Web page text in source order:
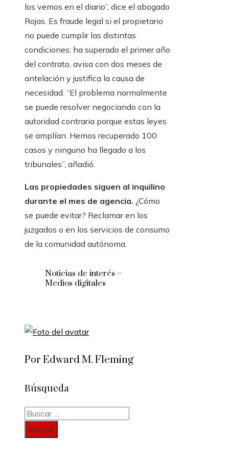
los vemos en el diario”, dice el abogado
Rojas. Es fraude legal si el propietario
no puede cumplir las distintas
condiciones: ha superado el primer año
del contrato, avisa con dos meses de
antelación y justifica la causa de
necesidad. “El problema normalmente
se puede resolver negociando con la
autoridad contraria porque estas leyes
se amplían. Hemos recuperado 100
casos y ninguno ha llegado a los
tribunales”, añadió.
Las propiedades siguen al inquilino
durante el mes de agencia. ¿Cómo
se puede evitar? Reclamar en los
juzgados o en los servicios de consumo
de la comunidad autónoma.
Noticias de interés –
Medios digitales
Por Edward M. Fleming
Búsqueda
Buscar: